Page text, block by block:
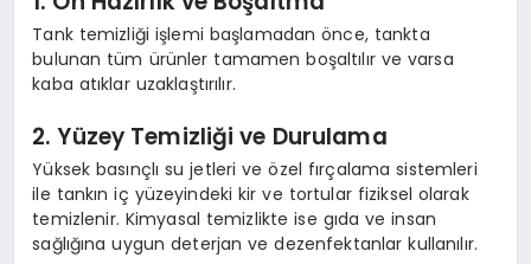
Tank temizliği işlemi başlamadan önce, tankta
bulunan tüm ürünler tamamen boşaltılır ve varsa
kaba atıklar uzaklaştırılır.
2. Yüzey Temizliği ve Durulama
Yüksek basınçlı su jetleri ve özel fırçalama sistemleri
ile tankın iç yüzeyindeki kir ve tortular fiziksel olarak
temizlenir. Kimyasal temizlikte ise gıda ve insan
sağlığına uygun deterjan ve dezenfektanlar kullanılır.